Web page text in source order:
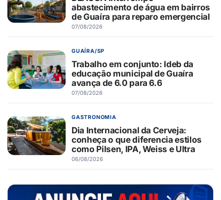
abastecimento de água em bairros
de Guaíra para reparo emergencial
07/08/2026
GUAÍRA/SP
Trabalho em conjunto: Ideb da
educação municipal de Guaíra
avança de 6.0 para 6.6
07/08/2026
GASTRONOMIA
Dia Internacional da Cerveja:
conheça o que diferencia estilos
como Pilsen, IPA, Weiss e Ultra
06/08/2026